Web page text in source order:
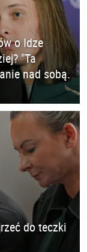
o Idze
"Ta
nad sobą.
do teczki